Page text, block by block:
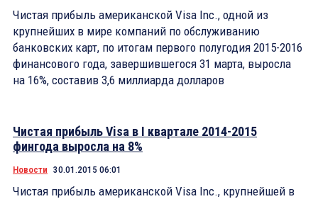
Чистая прибыль американской Visa Inc., одной из
крупнейших в мире компаний по обслуживанию
банковских карт, по итогам первого полугодия 2015-2016
финансового года, завершившегося 31 марта, выросла
на 16%, составив 3,6 миллиарда долларов
Чистая прибыль Visa в I квартале 2014-2015
фингода выросла на 8%
Новости 30.01.2015 06:01
Чистая прибыль американской Visa Inc., крупнейшей в